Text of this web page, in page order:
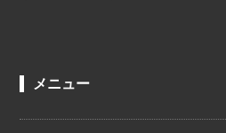
メニュー